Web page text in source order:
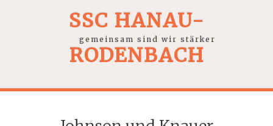
SSC HANAU-
RODENBACH
gemeinsam sind wir stärker